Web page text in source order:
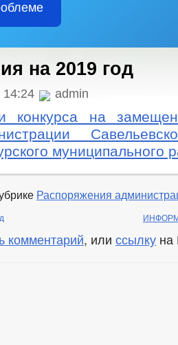
на 2019 год
14:24 admin
конкурса на
муниципального
Распоряжения
комментарий, или ссылку на